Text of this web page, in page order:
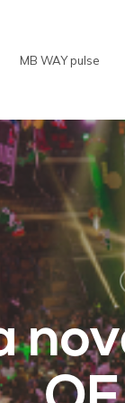
MB WAY pulse